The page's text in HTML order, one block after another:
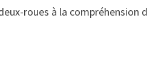
roues à la